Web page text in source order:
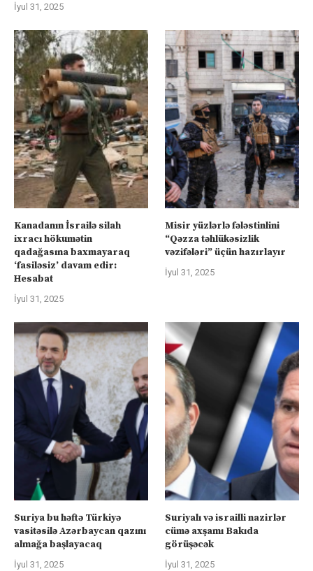
İyul 31, 2025
Kanadanın İsrailə silah
ixracı hökumətin
qadağasına baxmayaraq
‘fasiləsiz’ davam edir:
Hesabat
İyul 31, 2025
Misir yüzlərlə fələstinlini
“Qəzza təhlükəsizlik
vəzifələri” üçün hazırlayır
İyul 31, 2025
Suriya bu həftə Türkiyə
vasitəsilə Azərbaycan qazını
almağa başlayacaq
İyul 31, 2025
Suriyalı və israilli nazirlər
cümə axşamı Bakıda
görüşəcək
İyul 31, 2025